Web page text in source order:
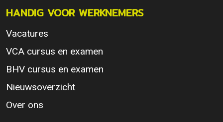
HANDIG VOOR WERKNEMERS
Vacatures
VCA cursus en examen
BHV cursus en examen
Nieuwsoverzicht
Over ons